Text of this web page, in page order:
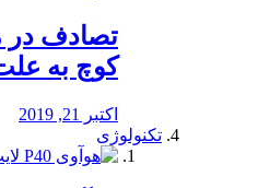
تصادف در
کوچ به
اکتبر 21, 2019
تکنولوژی